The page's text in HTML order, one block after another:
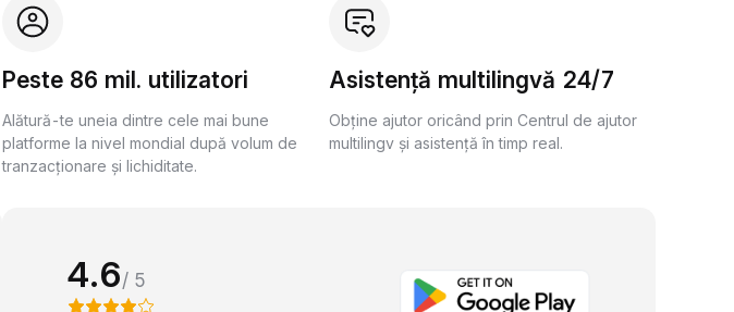
Peste 86 mil. utilizatori
Alătură-te uneia dintre cele mai bune
platforme la nivel mondial după volum de
tranzacționare și lichiditate.
Asistență multilingvă 24/7
Obține ajutor oricând prin Centrul de ajutor
multilingv și asistență în timp real.
4.6/ 5